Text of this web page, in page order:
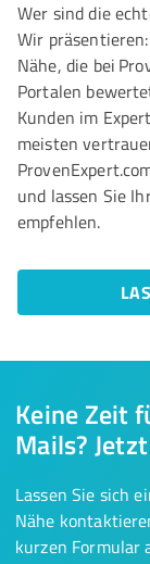
Wer sind die
Wir
Nähe, die bei
Portalen
Kunden im
meisten
und lassen Sie
empfehlen.
Keine Zeit
Mails?
Lassen Sie sich
Nähe
kurzen Formular